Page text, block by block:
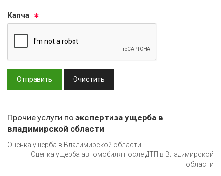
Кап­ча
Отправить Очистить
Прочие услуги по экспертиза ущерба в
владимирской области
Оценка ущерба в Владимирской области
Оценка ущерба автомобиля после ДТП в Владимирской
области